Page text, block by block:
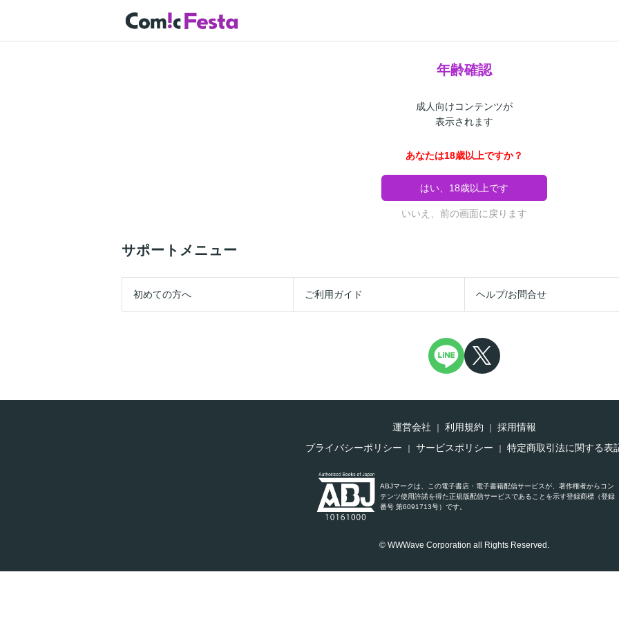
年齢確認
成人向けコンテンツが
表示されます
あなたは18歳以上ですか？
はい、18歳以上です
いいえ、前の画面に戻ります
サポートメニュー
初めての方へ ご利用ガイド ヘルプ/お問合せ
運営会社 利用規約
採用情報
プライバシーポリシー
サービスポリシー 特定商取引法に関する表
ABJマークは、この電子書店・電子書籍配信サービスが、著作権者からコン
テンツ使用許諾を得た正規版配信サービスであることを示す登録商標（登録
番号 第6091713号）です。
© WWWave Corporation all Rights Reserved.